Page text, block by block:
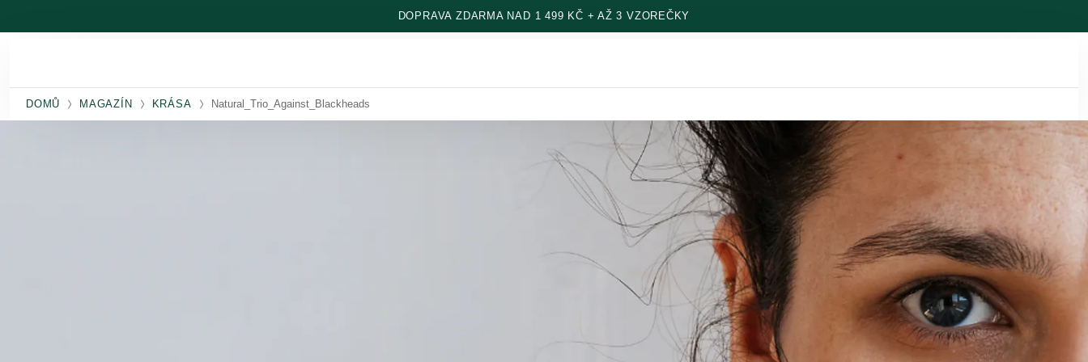
DOPRAVA ZDARMA NAD 1 499 KČ + AŽ 3 VZOREČKY
DOMŮ MAGAZÍN KRÁSA Natural_Trio_Against_Blackheads